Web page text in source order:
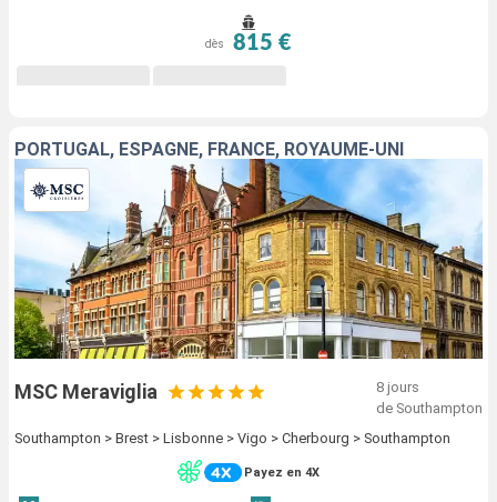
dès 815 €
PORTUGAL, ESPAGNE, FRANCE, ROYAUME-UNI
MSC Meraviglia
8 jours
de Southampton
Southampton > Brest > Lisbonne > Vigo > Cherbourg > Southampton
Payez en 4X